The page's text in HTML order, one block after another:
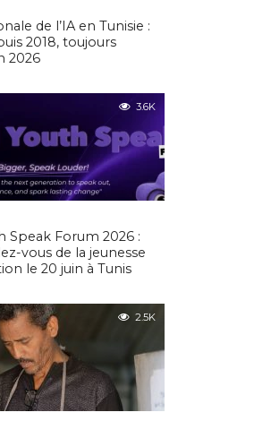
de l’IA en Tunisie :
2018, toujours
2026
3.6K
Speak Forum 2026 :
vous de la jeunesse
le 20 juin à Tunis
2.5K